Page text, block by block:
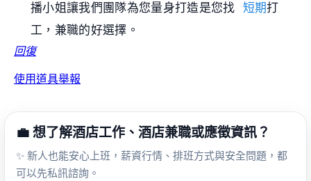
播小姐讓我們團隊為您量身打造是您找
短期打
工，兼職的好選擇。
回復
使用道具舉報
💼 想了解酒店工作、酒店兼職或應徵資訊？
✨ 新人也能安心上班，薪資行情、排班方式與安全問題，都
可以先私訊諮詢。